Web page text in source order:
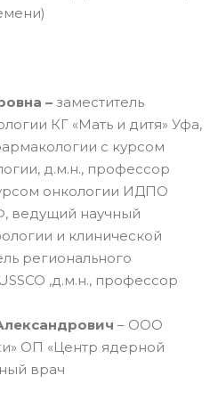
– заместитель
КГ «Мать и дитя» Уфа,
с курсом
д.м.н., профессор
онкологии ИДПО
научный
и клинической
регионального
,д.м.н., профессор
– ООО
ОП «Центр ядерной
врач